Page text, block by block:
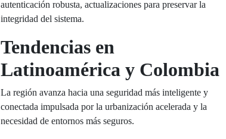
autenticación robusta, actualizaciones para preservar la
integridad del sistema.
Tendencias en
Latinoamérica y Colombia
La región avanza hacia una seguridad más inteligente y
conectada impulsada por la urbanización acelerada y la
necesidad de entornos más seguros.